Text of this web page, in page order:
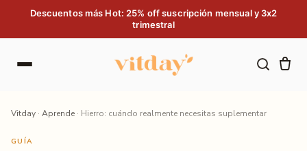
Saltar al contenido
Descuentos más Hot: 25% off suscripción mensual y 3x2
trimestral
Vitday · Aprende · Hierro: cuándo realmente necesitas suplementar
GUÍA